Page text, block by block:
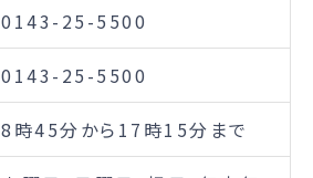
0143-25-5500
0143-25-5500
8時45分から17時15分まで